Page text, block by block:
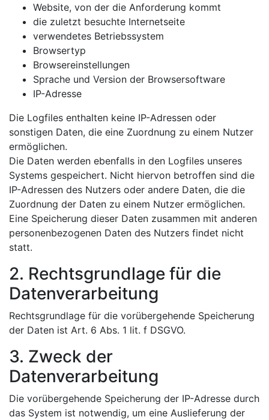
Website, von der die Anforderung kommt
die zuletzt besuchte Internetseite
verwendetes Betriebssystem
Browsertyp
Browsereinstellungen
Sprache und Version der Browsersoftware
IP-Adresse
Die Logfiles enthalten keine IP-Adressen oder
sonstigen Daten, die eine Zuordnung zu einem Nutzer
ermöglichen.
Die Daten werden ebenfalls in den Logfiles unseres
Systems gespeichert. Nicht hiervon betroffen sind die
IP-Adressen des Nutzers oder andere Daten, die die
Zuordnung der Daten zu einem Nutzer ermöglichen.
Eine Speicherung dieser Daten zusammen mit anderen
personenbezogenen Daten des Nutzers findet nicht
statt.
2. Rechtsgrundlage für die
Datenverarbeitung
Rechtsgrundlage für die vorübergehende Speicherung
der Daten ist Art. 6 Abs. 1 lit. f DSGVO.
3. Zweck der
Datenverarbeitung
Die vorübergehende Speicherung der IP-Adresse durch
das System ist notwendig, um eine Auslieferung der